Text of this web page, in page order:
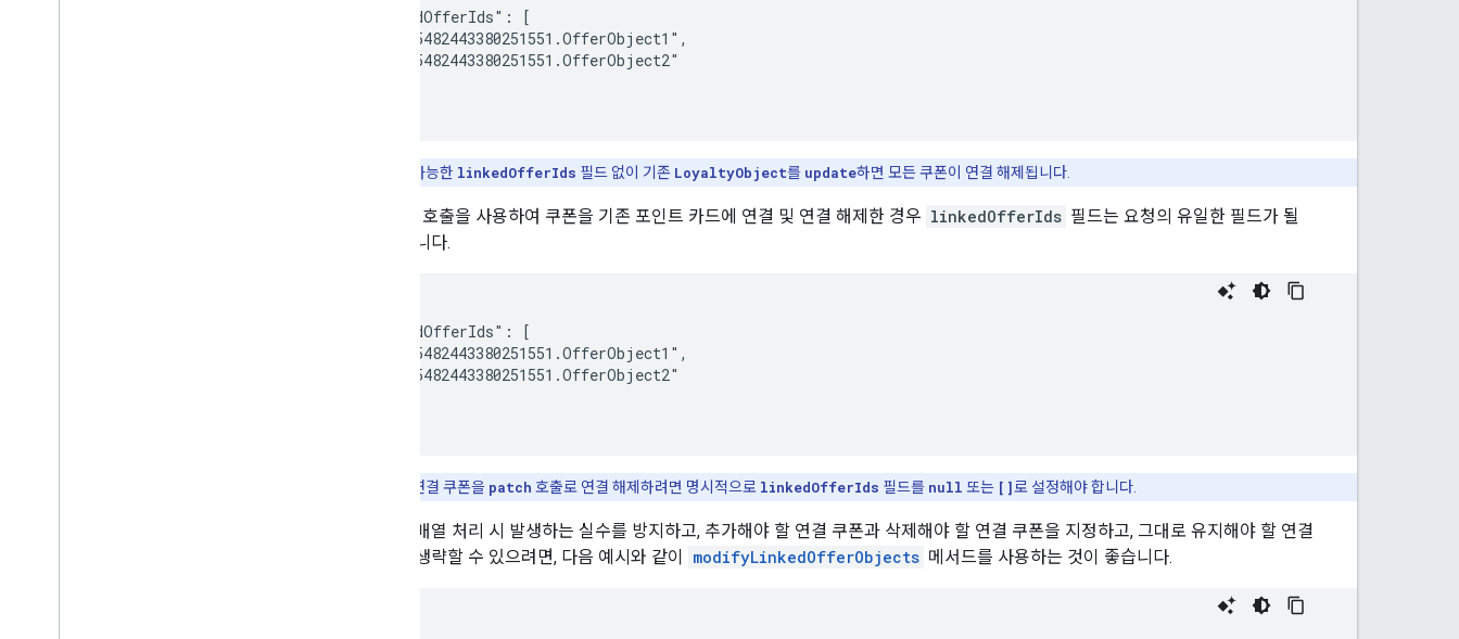
  "linkedOfferIds": [
    "2945482443380251551.OfferObject1",
    "2945482443380251551.OfferObject2"
쓰기 가능한 linkedOfferIds 필드 없이 기존 LoyaltyObject를 update하면 모든 쿠폰이 연결 해제됩니다.
호출을 사용하여 쿠폰을 기존 포인트 카드에 연결 및 연결 해제한 경우 linkedOfferIds 필드는 요청의 유일한 필드가 될
수 있습니다.
  "linkedOfferIds": [
    "2945482443380251551.OfferObject1",
    "2945482443380251551.OfferObject2"
모든 연결 쿠폰을 patch 호출로 연결 해제하려면 명시적으로 linkedOfferIds 필드를 null 또는 []로 설정해야 합니다.
그러나 배열 처리 시 발생하는 실수를 방지하고, 추가해야 할 연결 쿠폰과 삭제해야 할 연결 쿠폰을 지정하고, 그대로 유지해야 할 연결
쿠폰을 생략할 수 있으려면, 다음 예시와 같이
modifyLinkedOfferObjects 메서드를 사용하는 것이 좋습니다.